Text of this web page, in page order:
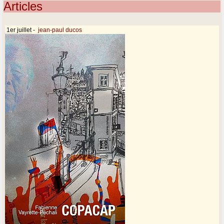
Articles
1er juillet- jean-paul ducos